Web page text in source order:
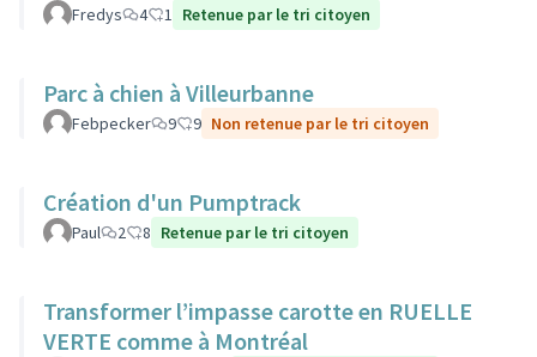
Fredys 4 1 Retenue par le tri citoyen
Parc à chien à Villeurbanne
Febpecker 9 9 Non retenue par le tri citoyen
Création d'un Pumptrack
Paul 2 8 Retenue par le tri citoyen
Transformer l’impasse carotte en RUELLE
VERTE comme à Montréal